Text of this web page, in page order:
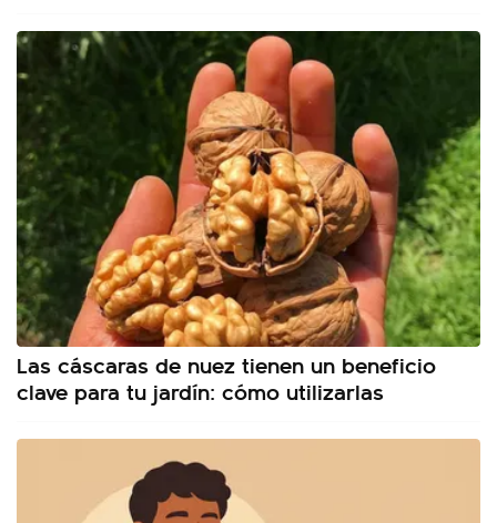
Las cáscaras de nuez tienen un beneficio
clave para tu jardín: cómo utilizarlas